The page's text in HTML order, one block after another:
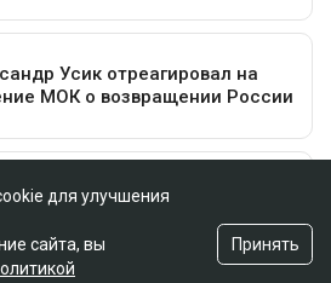
для улучшения
сайта, вы
Принять